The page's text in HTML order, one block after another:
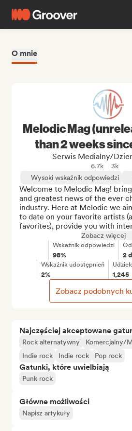
O mnie
Najczęściej akceptowane
Rock alternatywny
Komercjalny/
Indie rock
Indie rock Pop rock
Gatunki, które uwielbiają
Punk rock
Główne możliwości
Napisz artykuły
Melodic Mag
than 2 weeks
Serwis Medialny/
6.7k
3k
Wysoki wskaźnik odpowiedzi
Welcome to Melodic Mag!
and greatest news of the ever
industry. Here at Melodic we
to date on your favorite artists
favorites), provide you with
Zobacz więcej
Wskaźnik odpowiedzi
98% 2
Wskaźnik udostępnień
2% 1,245
Zobacz podobnych